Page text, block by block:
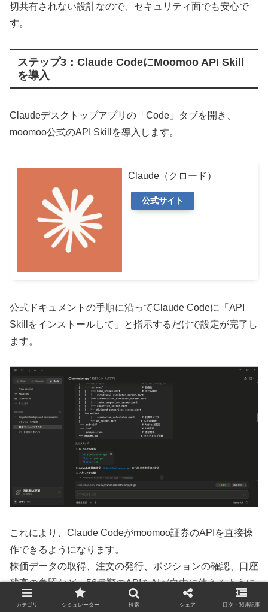
切共有されない設計なので、セキュリティ面でも安心で
す。
ステップ3：Claude CodeにMoomoo API Skill
を導入
Claudeデスクトップアプリの「Code」タブを開き、
moomoo公式のAPI Skillを導入します。
Claude（クロード）
公式サイト
公式ドキュメントの手順に沿ってClaude Codeに「API
Skillをインストールして」と指示するだけで設定が完了し
ます。
これにより、Claude Codeがmoomoo証券のAPIを直接操
作できるようになります。
株価データの取得、注文の発行、ポジションの確認、口座
残高の参照など、56種類のAPIをAIが自由に使えるように
なります。
カテゴリ シミュレーター 検索 シェア 目次・関連記事